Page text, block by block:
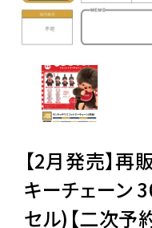
ご利
06-
【2月発売】再
キーチェーン
セル)【二次予